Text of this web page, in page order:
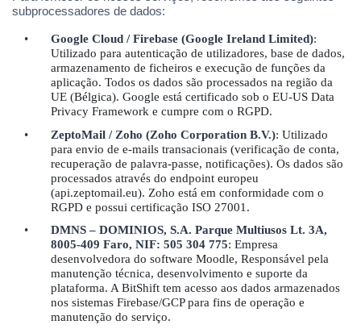
subprocessadores de dados:
• Google Cloud / Firebase (Google Ireland Limited):
Utilizado para autenticação de utilizadores, base de dados,
armazenamento de ficheiros e execução de funções da
aplicação. Todos os dados são processados na região da
UE (Bélgica). Google está certificado sob o EU-US Data
Privacy Framework e cumpre com o RGPD.
•
ZeptoMail / Zoho (Zoho Corporation B.V.): Utilizado
para envio de e-mails transacionais (verificação de conta,
recuperação de palavra-passe, notificações). Os dados são
processados através do endpoint europeu
(api.zeptomail.eu). Zoho está em conformidade com o
RGPD e possui certificação ISO 27001.
•
DMNS – DOMINIOS, S.A. Parque Multiusos Lt. 3A,
8005-409 Faro, NIF: 505 304 775: Empresa
desenvolvedora do software Moodle, Responsável pela
manutenção técnica, desenvolvimento e suporte da
plataforma. A BitShift tem acesso aos dados armazenados
nos sistemas Firebase/GCP para fins de operação e
manutenção do serviço.